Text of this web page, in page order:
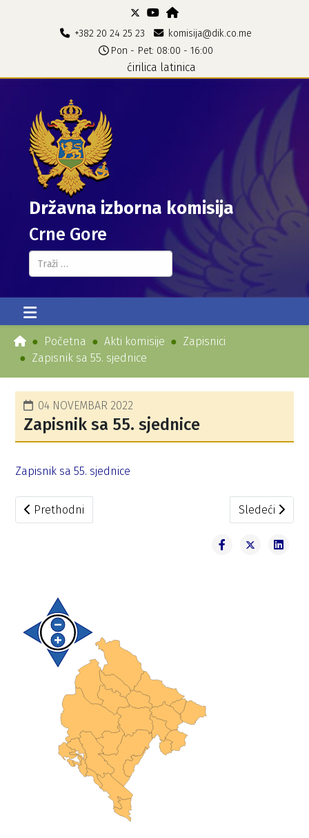
+382 20 24 25 23
komisija@dik.co.me
Pon - Pet: 08:00 - 16:00
ćirilica latinica
Državna izborna komisija
Crne Gore
Pretraga...
Početna Akti komisije
Zapisnici
Zapisnik sa 55. sjednice
04 NOVEMBAR 2022
Zapisnik sa 55. sjednice
Zapisnik sa 55. sjednice
Prethodni članak: Zapisnik sa 56. sjednice
Prethodni Sledeći
Sledeći